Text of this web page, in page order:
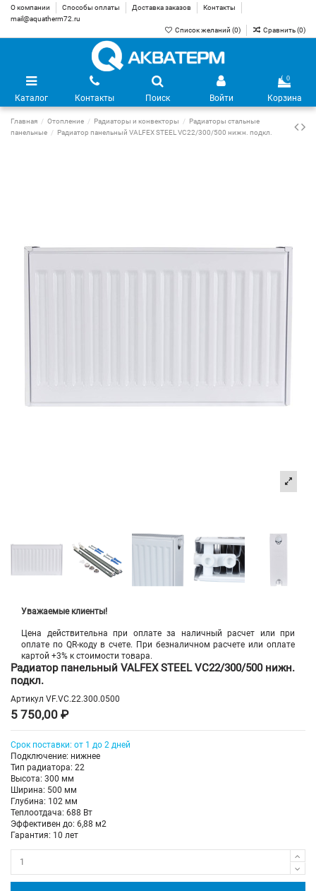
О компании Способы оплаты Доставка заказов
Контакты
mail@aquatherm72.ru
Список желаний (0) Сравнить (0)
Каталог Контакты Поиск Войти
0
Корзина
Главная Отопление Радиаторы и конвекторы
Радиаторы стальные
панельные
Радиатор панельный VALFEX STEEL VC22/300/500 нижн. подкл.
Уважаемые клиенты!
Цена действительна при оплате за наличный расчет или при
оплате по QR-коду в счете. При безналичном расчете или оплате
картой +3% к стоимости товара.
Радиатор панельный VALFEX STEEL VC22/300/500 нижн.
подкл.
Артикул VF.VC.22.300.0500
5 750,00 ₽
Срок поставки: от 1 до 2 дней
Подключение: нижнее
Тип радиатора: 22
Высота: 300 мм
Ширина: 500 мм
Глубина: 102 мм
Теплоотдача: 688 Вт
Эффективен до: 6,88 м2
Гарантия: 10 лет